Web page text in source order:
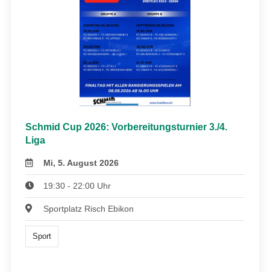
Schmid Cup 2026: Vorbereitungsturnier 3./4.
Liga
Mi, 5. August 2026
19:30 - 22:00 Uhr
Sportplatz Risch Ebikon
Sport